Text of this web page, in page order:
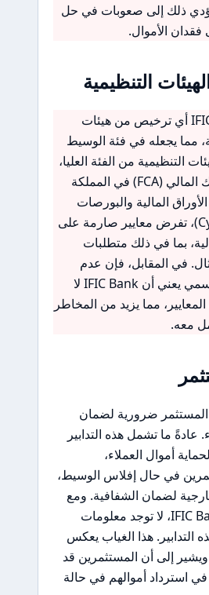
ذلك إلى صعوبات في حل
فقدان الأموال.
التنظيمية
لا يمتلك IFIC Bank أي ترخيص من هيئات
مما يجعله في فئة الوسيط
التنظيمية من الفئة العليا،
مثل هيئة السلوك المالي (FCA) في المملكة
المالية والبورصات
القبرصية (CySEC)، تفرض معايير صارمة على
بما في ذلك متطلبات
في المقابل، فإن عدم
وجود ترخيص رسمي يعني أن IFIC Bank لا
مما يزيد من المخاطر
معه.
المستثمر ضرورية لضمان
عادةً ما تشمل هذه التدابير
أموال العملاء،
في حال إفلاس الوسيط،
لضمان الشفافية. ومع
ذلك، في حالة IFIC Bank، لا توجد معلومات
التدابير. هذا الغياب يعكس
إلى أن المستثمرين قد
استرداد أموالهم في حالة